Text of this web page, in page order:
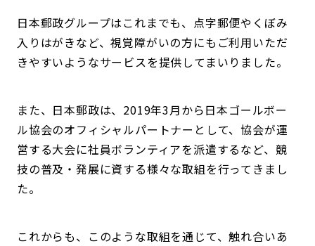
日本郵政グループはこれまでも、点字郵便やくぼみ
入りはがきなど、視覚障がいの方にもご利用いただ
きやすいようなサービスを提供してまいりました。
また、日本郵政は、2019年3月から日本ゴールボー
ル協会のオフィシャルパートナーとして、協会が運
営する大会に社員ボランティアを派遣するなど、競
技の普及・発展に資する様々な取組を行ってきまし
た。
これからも、このような取組を通じて、触れ合いあ